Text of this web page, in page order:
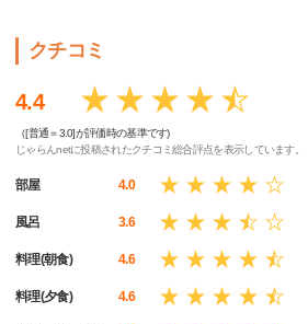
クチコミ
4.4
（[普通＝3.0]が評価時の基準です)
じゃらんnetに投稿されたクチコミ総合評点を表示しています。
部屋 4.0
風呂 3.6
料理(朝食) 4.6
料理(夕食) 4.6